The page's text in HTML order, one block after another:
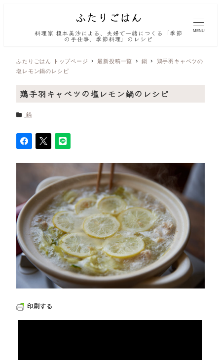
料理家 榎本美沙による、夫婦で一緒につくる「季節
の手仕事、季節料理」のレシピ
MENU
ふたりごはん トップページ 最新投稿一覧 鍋
鶏手羽キャベツの
塩レモン鍋のレシピ
鶏手羽キャベツの塩レモン鍋のレシピ
カテゴリー
鍋
印刷する